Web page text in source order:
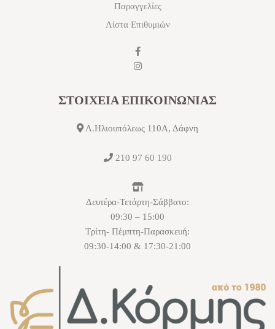
Παραγγελίες
Λίστα Επιθυμιών
ΣΤΟΙΧΕΙΑ ΕΠΙΚΟΙΝΩΝΙΑΣ
Λ.Ηλιουπόλεως 110Α, Δάφνη
210 97 60 190
Δευτέρα-Τετάρτη-Σάββατο:
09:30 – 15:00
Τρίτη- Πέμπτη-Παρασκευή:
09:30-14:00 & 17:30-21:00